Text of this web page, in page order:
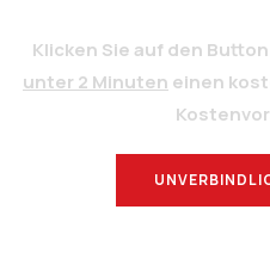
Klicken Sie auf den
unter 2 Minuten einen